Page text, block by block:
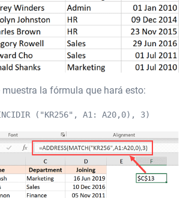
la fórmula que hará esto:
("KR256", A1: A20,0), 3)